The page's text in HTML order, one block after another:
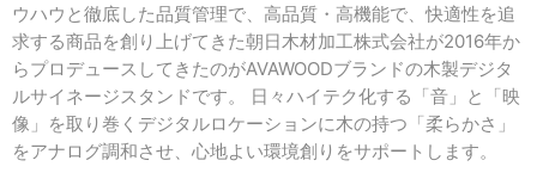
ウハウと徹底した品質管理で、高品質・高機能で、快適性を追
求する商品を創り上げてきた朝日木材加工株式会社が2016年か
らプロデュースしてきたのがAVAWOODブランドの木製デジタ
ルサイネージスタンドです。
日々ハイテク化する「音」と「映
像」を取り巻くデジタルロケーションに木の持つ「柔らかさ」
をアナログ調和させ、心地よい環境創りをサポートします。